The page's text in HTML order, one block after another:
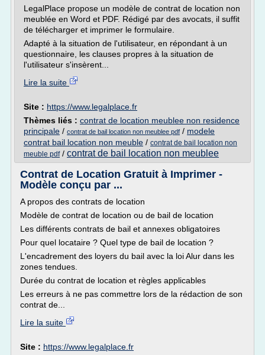
LegalPlace propose un modèle de contrat de location non
meublée en Word et PDF. Rédigé par des avocats, il suffit
de télécharger et imprimer le formulaire.
Adapté à la situation de l'utilisateur, en répondant à un
questionnaire, les clauses propres à la situation de
l'utilisateur s'insèrent...
Lire la suite
Site : https://www.legalplace.fr
Thèmes liés : contrat de location meublee non residence
principale / contrat de bail location non meublee pdf / modele
contrat bail location non meuble / contrat de bail location non
meuble pdf/ contrat de bail location non meublee
Contrat de Location Gratuit à Imprimer -
Modèle conçu par ...
A propos des contrats de location
Modèle de contrat de location ou de bail de location
Les différents contrats de bail et annexes obligatoires
Pour quel locataire ? Quel type de bail de location ?
L'encadrement des loyers du bail avec la loi Alur dans les
zones tendues.
Durée du contrat de location et règles applicables
Les erreurs à ne pas commettre lors de la rédaction de son
contrat de...
Lire la suite
Site : https://www.legalplace.fr